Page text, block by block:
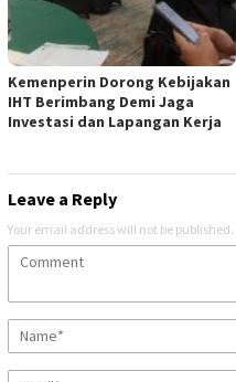
Kemenperin Dorong Kebijakan
IHT Berimbang Demi Jaga
Investasi dan Lapangan Kerja
Leave a Reply
Your email address will not be published.